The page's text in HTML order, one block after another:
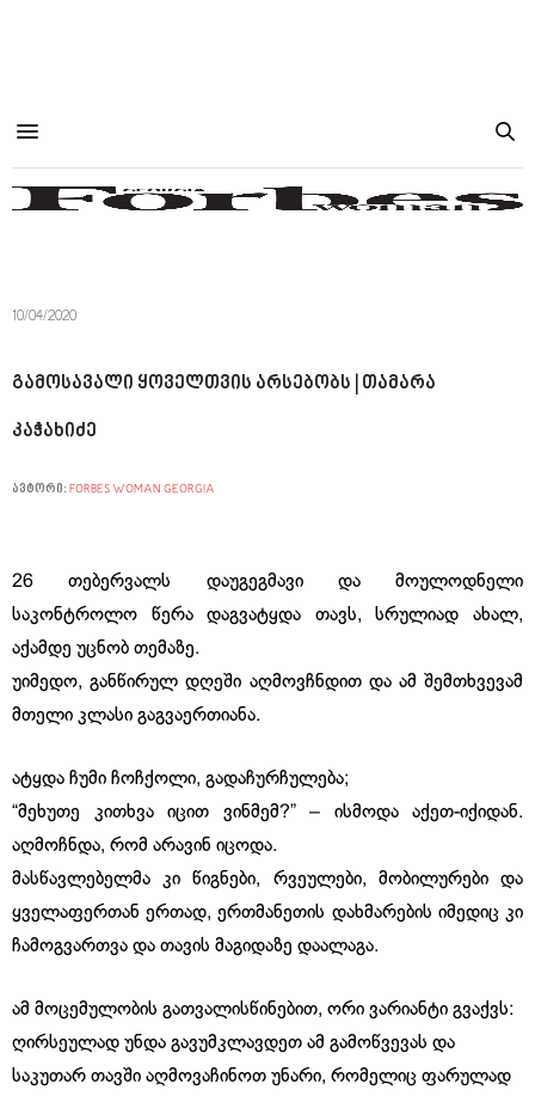
10/04/2020
გამოსავალი ყოველთვის არსებობს | თამარა
კაჭახიძე
ავტორი: FORBES WOMAN GEORGIA
26 თებერვალს დაუგეგმავი და მოულოდნელი
საკონტროლო წერა დაგვატყდა თავს, სრულიად ახალ,
აქამდე უცნობ თემაზე.
უიმედო, განწირულ დღეში აღმოვჩნდით და ამ შემთხვევამ
მთელი კლასი გაგვაერთიანა.
ატყდა ჩუმი ჩოჩქოლი, გადაჩურჩულება;
“მეხუთე კითხვა იცით ვინმემ?” – ისმოდა აქეთ-იქიდან.
აღმოჩნდა, რომ არავინ იცოდა.
მასწავლებელმა კი წიგნები, რვეულები, მობილურები და
ყველაფერთან ერთად, ერთმანეთის დახმარების იმედიც კი
ჩამოგვართვა და თავის მაგიდაზე დაალაგა.
ამ მოცემულობის გათვალისწინებით, ორი ვარიანტი გვაქვს:
ღირსეულად უნდა გავუმკლავდეთ ამ გამოწვევას და
საკუთარ თავში აღმოვაჩინოთ უნარი, რომელიც ფარულად